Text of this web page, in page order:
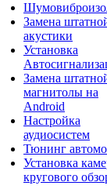
Замена
акустики
Установка
Замена
магнитолы на
Android
Настройка
аудиосистем
Тюнинг
Установка
кругового